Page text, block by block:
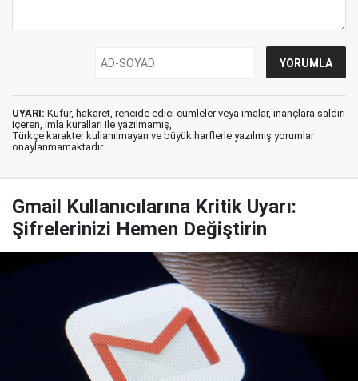
UYARI: Küfür, hakaret, rencide edici cümleler veya imalar, inançlara saldırı
içeren, imla kuralları ile yazılmamış,
Türkçe karakter kullanılmayan ve büyük harflerle yazılmış yorumlar
onaylanmamaktadır.
Gmail Kullanıcılarına Kritik Uyarı:
Şifrelerinizi Hemen Değiştirin